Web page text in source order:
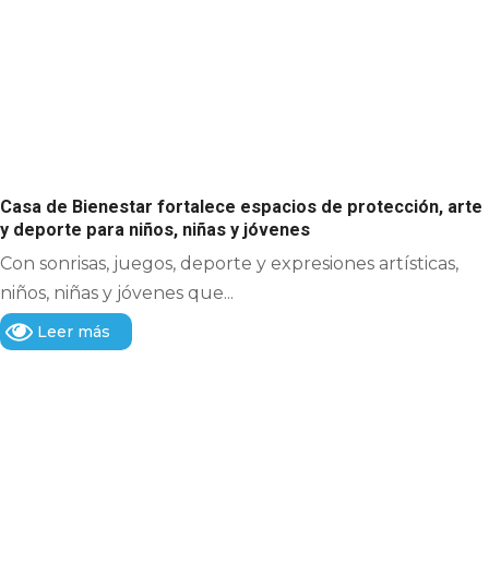
Casa de Bienestar fortalece espacios de protección, arte
y deporte para niños, niñas y jóvenes
Con sonrisas, juegos, deporte y expresiones artísticas,
niños, niñas y jóvenes que...
Leer más